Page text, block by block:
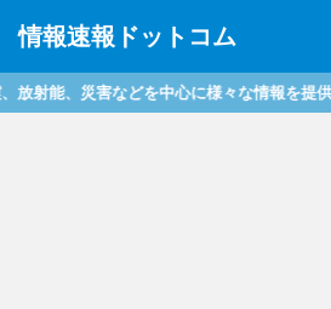
情報速報ドットコム
能、災害などを中心に様々な情報を提供し